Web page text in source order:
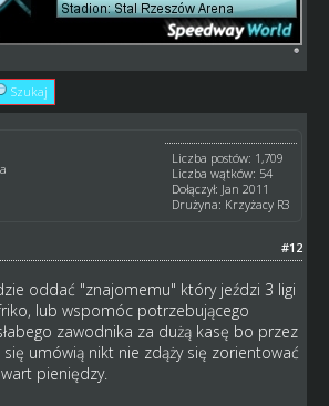
Szukaj
Liczba postów: 1,709
Liczba wątków: 54
Dołączył: Jan 2011
Drużyna: Krzyżacy R3
#12
oddać "znajomemu" który jeździ 3 ligi
lub wspomóc potrzebującego
zawodnika za dużą kasę bo przez
umówią nikt nie zdąży się zorientować
pieniędzy.